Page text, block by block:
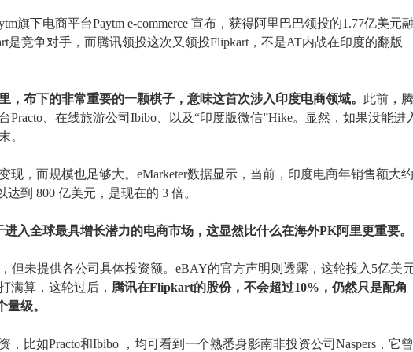
旗下电商平台Paytm e-commerce 宣布，获得阿里巴巴领投的1.77亿美元融
是竞争对手，而腾讯领投这次又领投Flipkart，不是AT内战在印度的翻版
，布下的非常重要的一颗棋子，意味这首次涉入印度电商领域。 此前，腾
、在线旅游公司Ibibo、以及“印度版微信”Hike。显然，如果没能进
。
现，而规模也足够大。eMarketer数据显示，当前，印度电商年销售额大约
到 800 亿美元，是现在的 3 倍。
入全球最具增长潜力的电商市场，这显然比什么在海外PK阿里更重要。
但未提供各公司具体投资额。eBAY的官方声明则透露，这轮投入5亿美
满算，这轮过后， 腾讯在Flipkart的股份，不会超过10%，仍然只是配角
级。
比如Practo和Ibibo ，均可看到一个熟悉身影南非投资公司Naspers，它曾